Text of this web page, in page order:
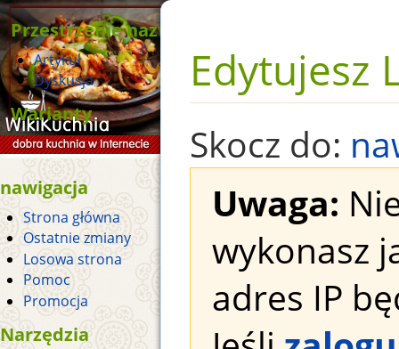
Edytujesz
Skocz do:
Uwaga:
wykonasz
adres IP
Przestrzenie nazw
Artykuł
Dyskusja
Warianty
nawigacja
Strona główna
Ostatnie zmiany
Losowa strona
Pomoc
Promocja
Narzędzia